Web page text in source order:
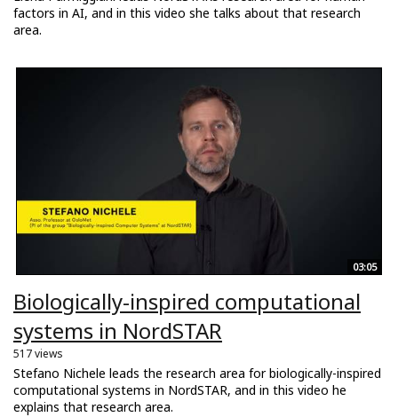
factors in AI, and in this video she talks about that research
area.
03:05
Biologically-inspired computational
systems in NordSTAR
517 views
Stefano Nichele leads the research area for biologically-inspired
computational systems in NordSTAR, and in this video he
explains that research area.